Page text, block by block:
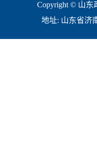
Copyright © 山
地址: 山东省济